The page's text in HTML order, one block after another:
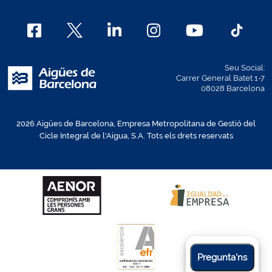
Pregunta'ns
Seu Social:
Carrer General Batet 1-7
08028 Barcelona
2026 Aigües de Barcelona, Empresa Metropolitana de Gestió del
Cicle Integral de l'Aigua, S.A. Tots els drets reservats